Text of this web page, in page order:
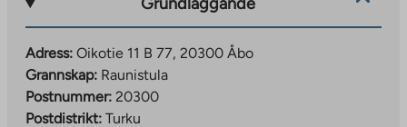
Adress: Oikotie 11 B 77, 20300 Åbo
Grannskap: Raunistula
Postnummer: 20300
Postdistrikt: Turku